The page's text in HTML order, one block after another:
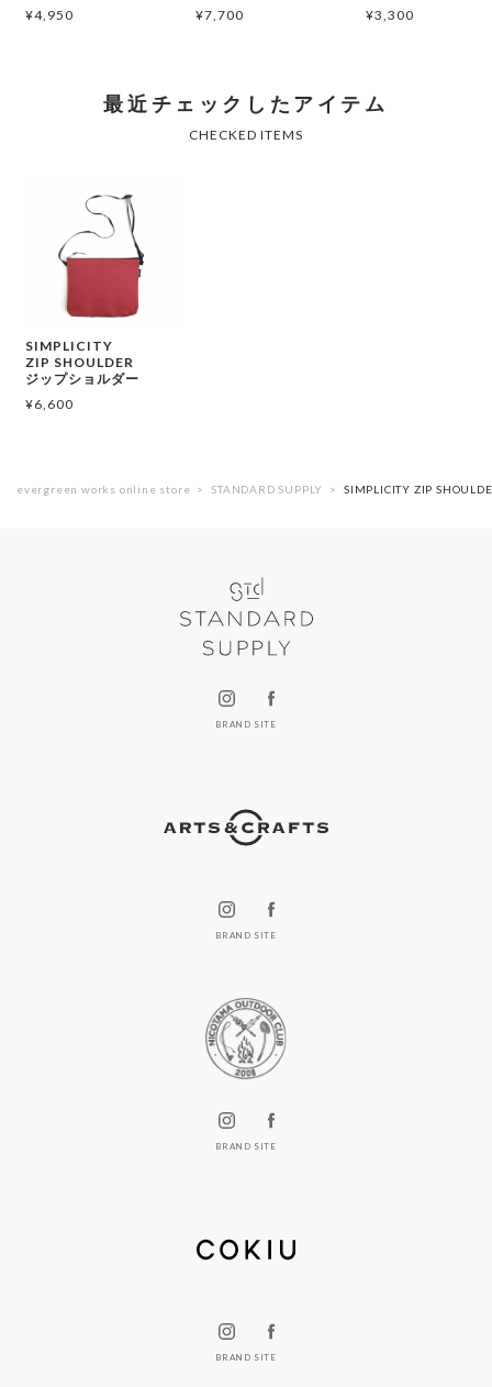
¥4,950
¥7,700
¥3,300
SIMPLICITY
ZIP SHOULDER
ジップショルダー
¥6,600
evergreen works online store STANDARD SUPPLY SIMPLICITY ZIP
BRAND SITE
BRAND SITE
BRAND SITE
BRAND SITE